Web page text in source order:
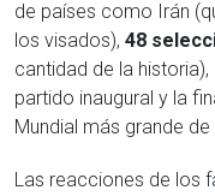
de países como Irán
los visados), 48
cantidad de la historia),
partido inaugural y la
Mundial más grande
Las reacciones de los